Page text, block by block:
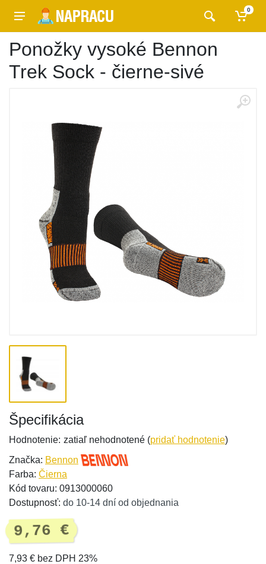
0
Ponožky vysoké Bennon
Trek Sock - čierne-sivé
Špecifikácia
Hodnotenie: zatiaľ nehodnotené (pridať hodnotenie)
Značka: Bennon
Farba: Čierna
Kód tovaru: 0913000060
Dostupnosť: do 10-14 dní od objednania
9,76 €
7,93 € bez DPH 23%